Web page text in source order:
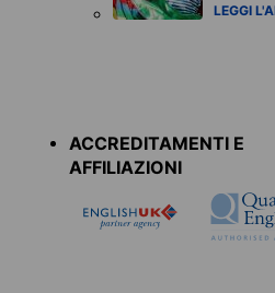
LEGGI
ACCREDITAMENTI E
AFFILIAZIONI